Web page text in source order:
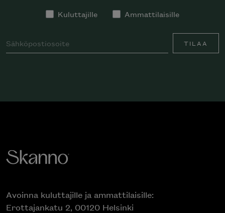
Kuluttajille Ammattilaisille
TILAA
Avoinna kuluttajille ja ammattilaisille:
Erottajankatu 2, 00120 Helsinki